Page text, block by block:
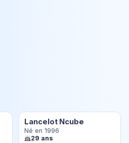
Lancelot Ncube
Né en 1996
29 ans